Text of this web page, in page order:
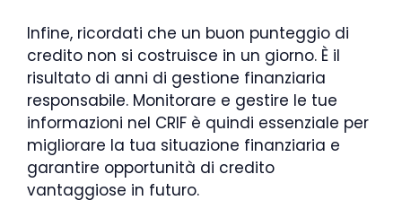
Infine, ricordati che un buon punteggio di
credito non si costruisce in un giorno. È il
risultato di anni di gestione finanziaria
responsabile. Monitorare e gestire le tue
informazioni nel CRIF è quindi essenziale per
migliorare la tua situazione finanziaria e
garantire opportunità di credito
vantaggiose in futuro.